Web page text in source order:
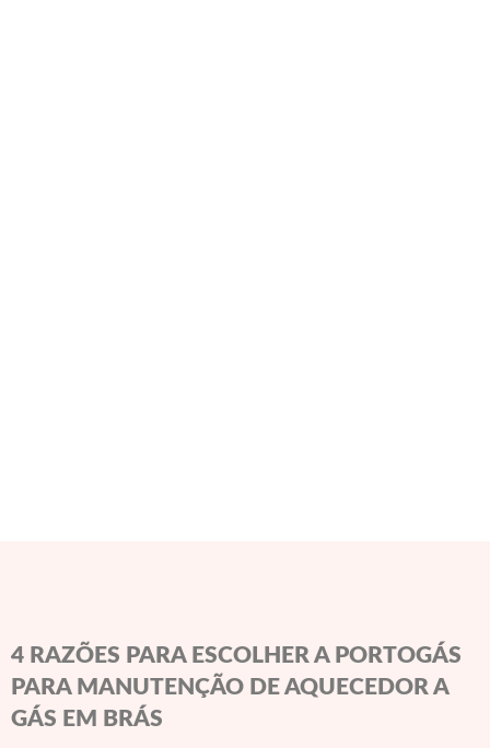
4 RAZÕES PARA ESCOLHER A PORTOGÁS
PARA MANUTENÇÃO DE AQUECEDOR A
GÁS EM BRÁS